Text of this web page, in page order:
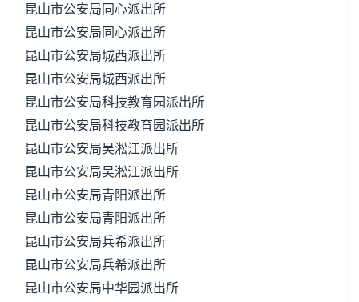
昆山市公安局同心派出所
昆山市公安局同心派出所
昆山市公安局城西派出所
昆山市公安局城西派出所
昆山市公安局科技教育园派出所
昆山市公安局科技教育园派出所
昆山市公安局吴淞江派出所
昆山市公安局吴淞江派出所
昆山市公安局青阳派出所
昆山市公安局青阳派出所
昆山市公安局兵希派出所
昆山市公安局兵希派出所
昆山市公安局中华园派出所